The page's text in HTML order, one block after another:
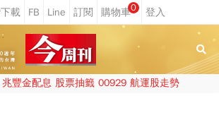
0
兆豐金配息 股票抽籤 00929 航運股走勢